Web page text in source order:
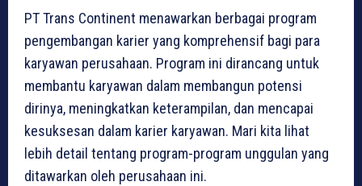
PT Trans Continent menawarkan berbagai program
pengembangan karier yang komprehensif bagi para
karyawan perusahaan. Program ini dirancang untuk
membantu karyawan dalam membangun potensi
dirinya, meningkatkan keterampilan, dan mencapai
kesuksesan dalam karier karyawan. Mari kita lihat
lebih detail tentang program-program unggulan yang
ditawarkan oleh perusahaan ini.